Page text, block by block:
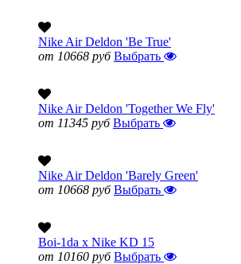
Nike Air Deldon 'Be True'
от 10668 руб Выбрать
Nike Air Deldon 'Together We Fly'
от 11345 руб Выбрать
Nike Air Deldon 'Barely Green'
от 10668 руб Выбрать
Boi-1da x Nike KD 15
от 10160 руб Выбрать